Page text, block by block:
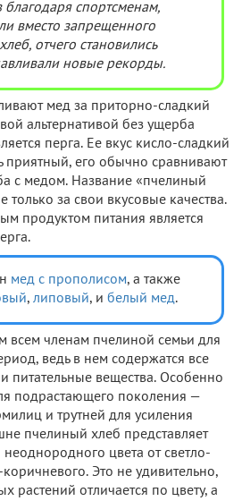
спортсменам,
вместо запрещенного
отчего становились
новые рекорды.
мед за приторно-сладкий
альтернативой без ущерба
перга. Ее вкус кисло-сладкий
приятный, его обычно сравнивают
с медом. Название «пчелиный
только за свои вкусовые качества.
продуктом питания является
мед с прополисом, а также
, липовый, и белый мед.
всем членам пчелиной семьи для
ведь в нем содержатся все
питательные вещества. Особенно
подрастающего поколения —
и трутней для усиления
пчелиный хлеб представляет
цвета от светло-
Это не удивительно,
растений отличается по цвету, а